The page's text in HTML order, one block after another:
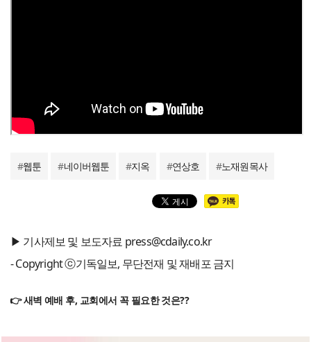
#웹툰 #네이버웹툰 #지옥 #연상호 #노재원목사
▶ 기사제보 및 보도자료 press@cdaily.co.kr
- Copyright ⓒ기독일보, 무단전재 및 재배포 금지
👉 새벽 예배 후, 교회에서 꼭 필요한 것은??